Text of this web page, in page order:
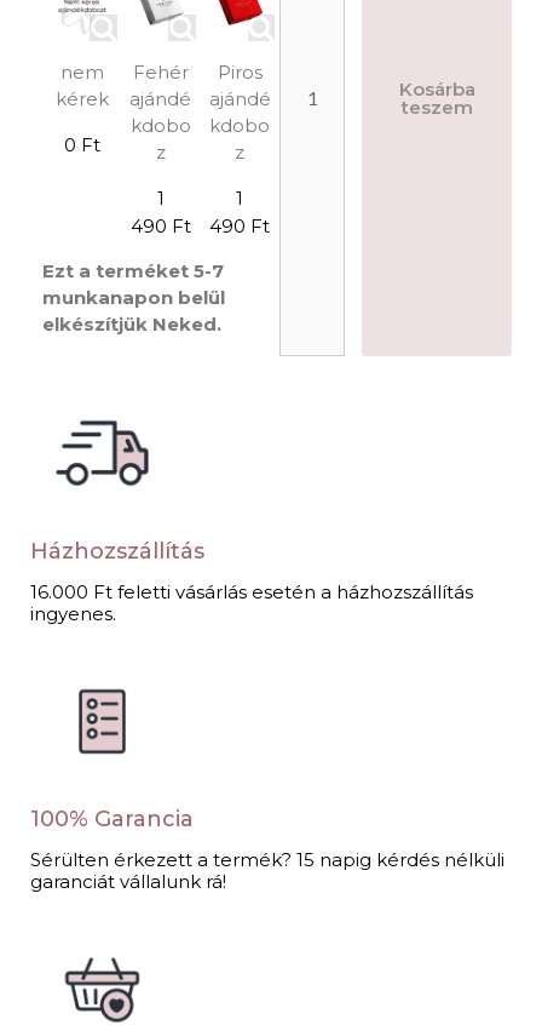
nem
kérek
0 Ft
Fehér
ajándé
kdobo
z
1
490 Ft
Piros
ajándé
kdobo
z
1
490 Ft
Ezt a terméket 5-7
munkanapon belül
elkészítjük Neked.
Kosárba
teszem
Házhozszállítás
16.000 Ft feletti vásárlás esetén a házhozszállítás
ingyenes.
100% Garancia
Sérülten érkezett a termék? 15 napig kérdés nélküli
garanciát vállalunk rá!